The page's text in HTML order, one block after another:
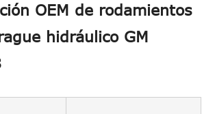
OEM de rodamientos
hidráulico GM